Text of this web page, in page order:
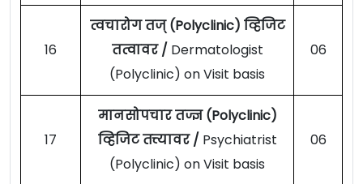
16
त्वचारोग तज् (Polyclinic) व्हिजिट
तत्वावर / Dermatologist
(Polyclinic) on Visit basis
06
17
मानसोपचार तज्ज्ञ (Polyclinic)
व्हिजिट तत्त्यावर / Psychiatrist
(Polyclinic) on Visit basis
06